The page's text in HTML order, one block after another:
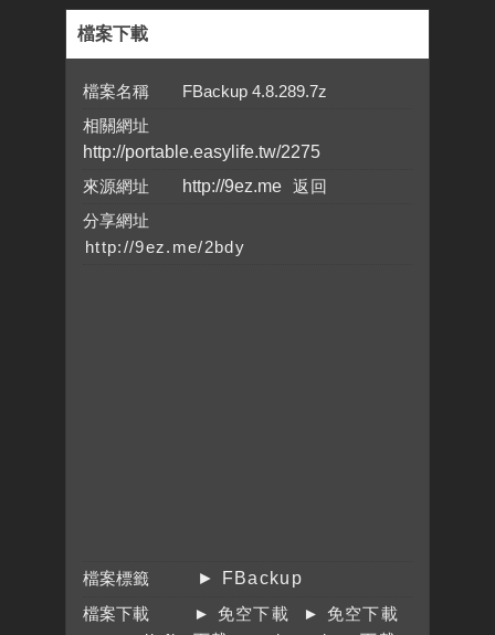
檔案下載
檔案名稱 FBackup 4.8.289.7z
相關網址
http://portable.easylife.tw/2275
來源網址
http://9ez.me
分享網址
檔案標籤
► FBackup
檔案下載